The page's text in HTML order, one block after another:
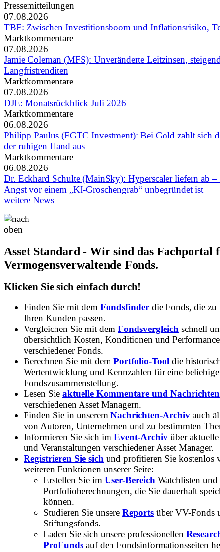
Pressemitteilungen
07.08.2026
TBF: Zwischen Investitionsboom und Inflationsrisiko,
Marktkommentare
07.08.2026
Jamie Coleman (MFS): Unveränderte Leitzinsen,
Langfristrenditen
Marktkommentare
07.08.2026
DJE: Monatsrückblick Juli 2026
Marktkommentare
06.08.2026
Philipp Paulus (FGTC Investment): Bei Gold zahlt sich
der ruhigen Hand aus
Marktkommentare
06.08.2026
Dr. Eckhard Schulte (MainSky): Hyperscaler liefern ab –
Angst vor einem „KI-Groschengrab“ unbegründet ist
weitere News
Asset Standard - Wir sind das Fachportal
Vermogensverwaltende Fonds.
Klicken Sie sich einfach durch!
Finden Sie mit dem Fondsfinder die Fonds, die zu
Ihren Kunden passen.
Vergleichen Sie mit dem Fondsvergleich schnell
übersichtlich Kosten, Konditionen und Performance
verschiedener Fonds.
Berechnen Sie mit dem Portfolio-Tool die
Wertentwicklung und Kennzahlen für eine beliebige
Fondszusammenstellung.
Lesen Sie aktuelle Kommentare und Nachrichten
verschiedenen Asset Managern.
Finden Sie in unserem Nachrichten-Archiv auch
von Autoren, Unternehmen und zu bestimmten
Informieren Sie sich im Event-Archiv über
und Veranstaltungen verschiedener Asset Manager.
Registrieren Sie sich und profitieren Sie kostenlos
weiteren Funktionen unserer Seite:
Erstellen Sie im User-Bereich Watchlisten und
Portfolioberechnungen, die Sie dauerhaft
können.
Studieren Sie unsere Reports über VV-Fonds
Stiftungsfonds.
Laden Sie sich unsere professionellen
ProFunds auf den Fondsinformationsseiten